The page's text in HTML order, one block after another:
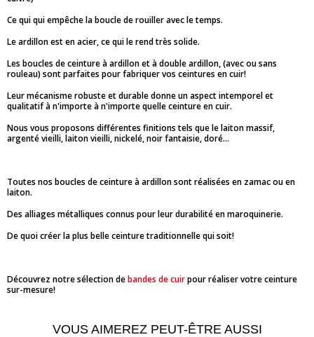
Ce qui qui empêche la boucle de rouiller avec le temps.
Le ardillon est en acier, ce qui le rend très solide.
Les boucles de ceinture à ardillon et à double ardillon, (avec ou sans
rouleau) sont parfaites pour fabriquer vos ceintures en cuir!
Leur mécanisme robuste et durable donne un aspect intemporel et
qualitatif à n'importe à n'importe quelle ceinture en cuir.
Nous vous proposons différentes finitions tels que le laiton massif,
argenté vieilli, laiton vieilli, nickelé, noir fantaisie, doré...
Toutes nos boucles de ceinture à ardillon sont réalisées en zamac ou en
laiton.
Des alliages métalliques connus pour leur durabilité en maroquinerie.
De quoi créer la plus belle ceinture traditionnelle qui soit!
Découvrez notre sélection debandes de cuirpour réaliser votre ceinture
sur-mesure!
VOUS AIMEREZ PEUT-ÊTRE AUSSI